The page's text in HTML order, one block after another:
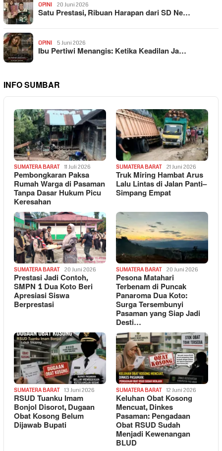
OPINI 20 Juni 2026
Satu Prestasi, Ribuan Harapan dari SD Ne…
OPINI 5 Juni 2026
Ibu Pertiwi Menangis: Ketika Keadilan Ja…
INFO SUMBAR
SUMATERA BARAT 11 Juli 2026
Pembongkaran Paksa
Rumah Warga di Pasaman
Tanpa Dasar Hukum Picu
Keresahan
SUMATERA BARAT 21 Juni 2026
Truk Miring Hambat Arus
Lalu Lintas di Jalan Panti–
Simpang Empat
SUMATERA BARAT 20 Juni 2026
Prestasi Jadi Contoh,
SMPN 1 Dua Koto Beri
Apresiasi Siswa
Berprestasi
SUMATERA BARAT 20 Juni 2026
Pesona Matahari
Terbenam di Puncak
Panaroma Dua Koto:
Surga Tersembunyi
Pasaman yang Siap Jadi
Desti…
SUMATERA BARAT 13 Juni 2026
RSUD Tuanku Imam
Bonjol Disorot, Dugaan
Obat Kosong Belum
Dijawab Bupati
SUMATERA BARAT 12 Juni 2026
Keluhan Obat Kosong
Mencuat, Dinkes
Pasaman: Pengadaan
Obat RSUD Sudah
Menjadi Kewenangan
BLUD